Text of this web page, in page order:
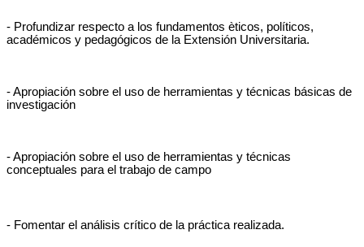
- Profundizar respecto a los fundamentos èticos, políticos,
académicos y pedagógicos de la Extensión Universitaria.
- Apropiación sobre el uso de herramientas y técnicas básicas de
investigación
- Apropiación sobre el uso de herramientas y técnicas
conceptuales para el trabajo de campo
- Fomentar el análisis crítico de la práctica realizada.